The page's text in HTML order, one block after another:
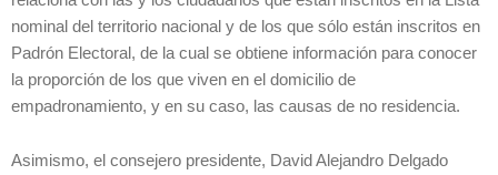
nominal del territorio nacional y de los que sólo están inscritos en
Padrón Electoral, de la cual se obtiene información para conocer
la proporción de los que viven en el domicilio de
empadronamiento, y en su caso, las causas de no residencia.
Asimismo, el consejero presidente, David Alejandro Delgado